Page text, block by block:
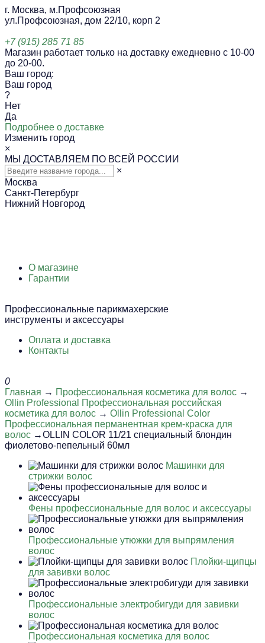
г. Москва, м.Профсоюзная
ул.Профсоюзная, дом 22/10, корп 2
+7 (915) 285 71 85
Магазин работает только на доставку ежедневно с 10-00
до 20-00.
Ваш город:
Ваш город
?
Нет
Да
Подробнее о доставке
Изменить город
×
МЫ ДОСТАВЛЯЕМ ПО ВСЕЙ РОССИИ
×
Москва
Санкт-Петербург
Нижний Новгород
О магазине
Гарантии
Профессиональные парикмахерские
инструменты и аксессуары
Оплата и доставка
Контакты
0
Главная → Профессиональная косметика для волос →
Ollin Professional Профессиональная российская
косметика для волос → Ollin Professional Color
Профессиональная перманентная крем-краска для
волос →OLLIN COLOR 11/21 специальный блондин
фиолетово-пепельный 60мл
Машинки для
стрижки волос
Фены профессиональные для волос и аксессуары
Профессиональные утюжки для выпрямления
волос
Плойки-щипцы
для завивки волос
Профессиональные электробигуди для завивки
волос
Профессиональная косметика для волос